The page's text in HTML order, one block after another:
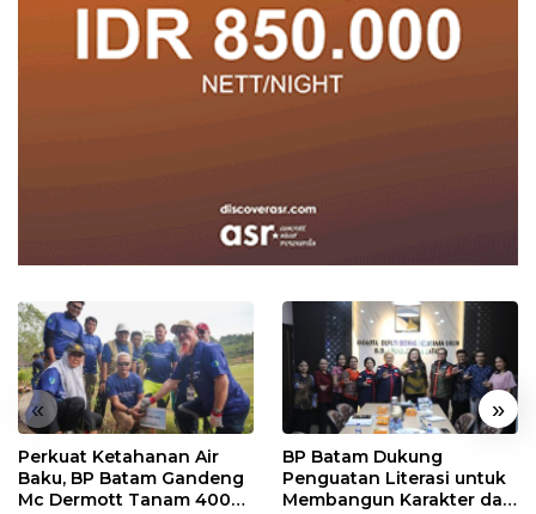
« »
Perkuat Ketahanan Air
Baku, BP Batam Gandeng
Mc Dermott Tanam 400
BP Batam Dukung
Penguatan Literasi untuk
Membangun Karakter dan